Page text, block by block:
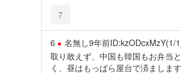
7
6 名無し9年前ID:kzODcxMzY(1/
取り敢えず、中国も韓国もお弁当
く、昼はもっぱら屋台で済まします